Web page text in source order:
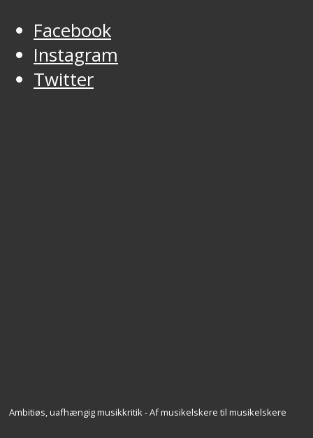
Facebook
Instagram
Twitter
Ambitiøs, uafhængig musikkritik - Af musikelskere til musikelskere